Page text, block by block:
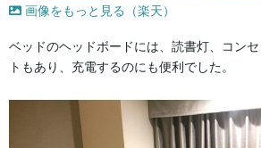
画像をもっと見る（楽天）
ベッドのヘッドボードには、読書灯、コン
トもあり、充電するのにも便利でした。